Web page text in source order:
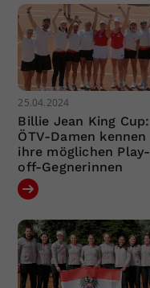
25.04.2024
Billie Jean King Cup:
ÖTV-Damen kennen
ihre möglichen Play-
off-Gegnerinnen